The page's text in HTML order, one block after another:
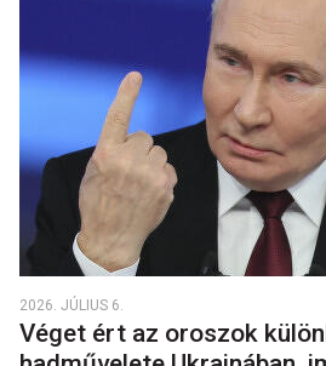
2026. JÚLIUS 6.
Véget ért az oroszok